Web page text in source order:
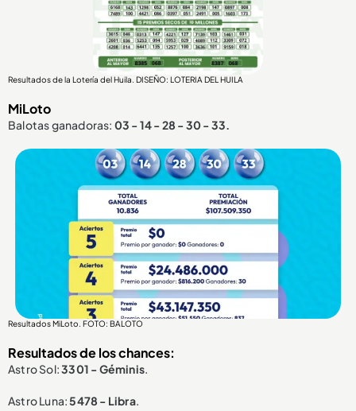
Resultados de la Lotería del Huila. DISEÑO: LOTERIA DEL HUILA
MiLoto
Balotas ganadoras: 03 - 14 - 28 - 30 - 33.
Resultados MiLoto. FOTO: BALOTO
Resultados de los chances:
Astro Sol:3301 - Géminis.
Astro Luna:5478 - Libra.